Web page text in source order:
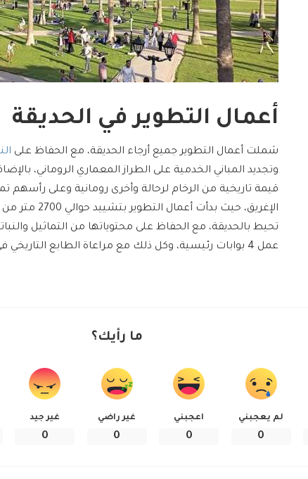
أعمال التطوير في الحديقة
شملت أعمال التطوير جميع أرجاء الحديقة، مع الحفاظ على
وتجديد المباني الخدمية على الطراز المعماري الروماني،
قيمة تاريخية من الرخام لرحالة وأخرى رومانية وعلى رأسهم
الإغريق، حيث
تحيط بالحديقة، مع الحفاظ على محتوياتها من التماثيل
عمل 4 بوابات رئيسية، وكل ذلك مع مراعاة الطابع التاريخي في تصاميمها.
ما رأيك؟
لم يعجبني
0
اعجبني
0
غير راضي
0
غير جيد
0